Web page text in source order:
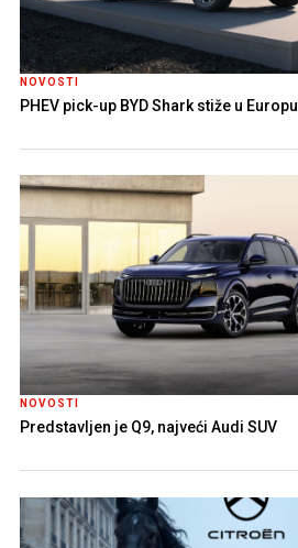
NOVOSTI
PHEV pick-up BYD Shark stiže u Europu
NOVOSTI
Predstavljen je Q9, najveći Audi SUV